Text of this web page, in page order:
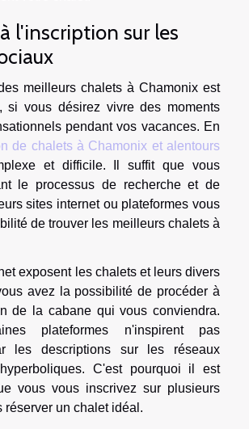
l'inscription sur les
meilleurs chalets à Chamonix est
si vous désirez vivre des moments
pendant vos vacances. En
de chalets à Chamonix et alentours
et difficile. Il suffit que vous
le processus de recherche et de
sites internet ou plateformes vous
de trouver les meilleurs chalets à
exposent les chalets et leurs divers
avez la possibilité de procéder à
de la cabane qui vous conviendra.
plateformes n'inspirent pas
les descriptions sur les réseaux
C'est pourquoi il est
vous vous inscrivez sur plusieurs
réserver un chalet idéal.